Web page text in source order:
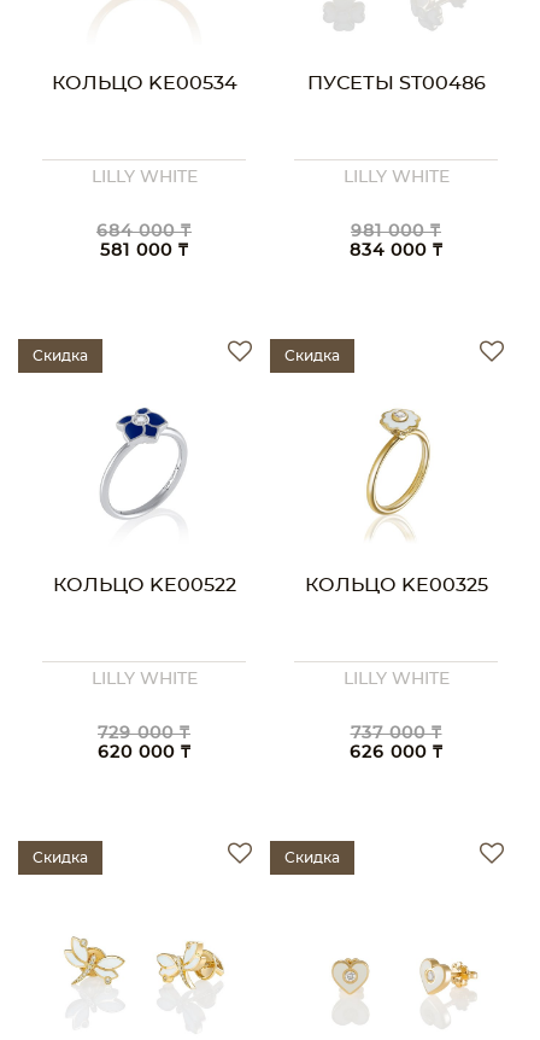
КОЛЬЦО KE00534
LILLY WHITE
684 000 ₸
581 000 ₸
ПУСЕТЫ ST00486
LILLY WHITE
981 000 ₸
834 000 ₸
Скидка
КОЛЬЦО KE00522
LILLY WHITE
729 000 ₸
620 000 ₸
Скидка
КОЛЬЦО KE00325
LILLY WHITE
737 000 ₸
626 000 ₸
Скидка Скидка